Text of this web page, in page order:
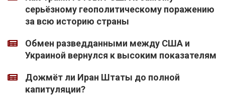
серьёзному геополитическому поражению
за всю историю страны
Обмен разведданными между США и
Украиной вернулся к высоким показателям
Дожмёт ли Иран Штаты до полной
капитуляции?